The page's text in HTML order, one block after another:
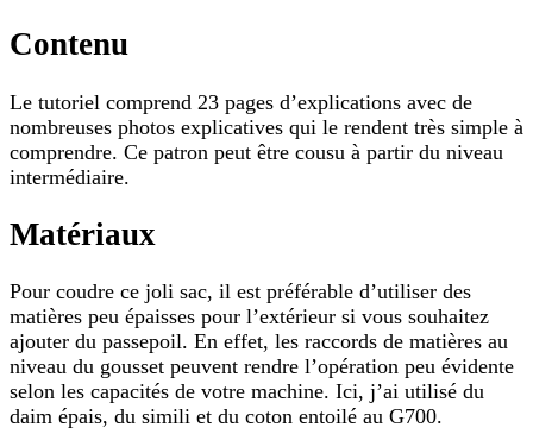
Contenu
Le tutoriel comprend 23 pages d’explications avec de
nombreuses photos explicatives qui le rendent très simple à
comprendre. Ce patron peut être cousu à partir du niveau
intermédiaire.
Matériaux
Pour coudre ce joli sac, il est préférable d’utiliser des
matières peu épaisses pour l’extérieur si vous souhaitez
ajouter du passepoil. En effet, les raccords de matières au
niveau du gousset peuvent rendre l’opération peu évidente
selon les capacités de votre machine. Ici, j’ai utilisé du
daim épais, du simili et du coton entoilé au G700.